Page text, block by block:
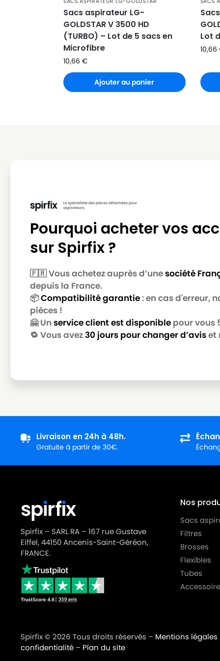
LG-GOLDSTAR
LG-GOLDSTAR REY (Série)
LG-GOLDSTAR
LG-GOLDSTAR SER 4570
LG-GOLDSTAR
LG-GOLDSTAR SUPER PJG
LG-GOLDSTAR
LG-GOLDSTAR
LG-GOLDSTAR T 2750
LG-GOLDSTAR
LG-GOLDSTAR TB 39
LG-GOLDSTAR
LG-GOLDSTAR
LG-GOLDSTAR TURBO 2900
LG-GOLDSTAR
LG-GOLDSTAR
LG-GOLDSTAR
LG-GOLDSTAR TURBO 33 GS
LG-GOLDSTAR
LG-GOLDSTAR TURBO TB 33
LG-GOLDSTAR
LG-GOLDSTAR TURBO V 3310
LG-GOLDSTAR
LG-GOLDSTAR TURBO X
LG-GOLDSTAR
LG-GOLDSTAR ULTRA PULSE
LG-GOLDSTAR
LG-GOLDSTAR V 2700
LG-GOLDSTAR
LG-GOLDSTAR V 2700 à V
LG-GOLDSTAR
LG-GOLDSTAR V 3100 à V
Sacs aspirateur LG-
GOLDSTAR V 3500 HD
(TURBO) – Lot de 5 sacs en
Microfibre
10,66 €
Ajouter au panier
Lot
10,66
Pourquoi acheter vos
sur Spirfix ?
🇫🇷 Vous achetez auprès d’unesociété
depuis la France.
📦Compatibilité garantie: en cas d'erreur,
pièces !
🤗 Un service client est disponible pour vous
🔁 Vous avez30 jours pour changer d’aviset
Livraison en 24h à 48h.
Gratuite à partir de 30€.
Spirfix – SARL RA – 167 rue Gustave
Eiffel, 44150 Ancenis-Saint-Géréon,
FRANCE.
Nos
Sacs
Filtres
Brosses
Flexibles
Tubes
Spirfix © 2026 Tous droits réservés – Mentions légales
confidentialité– Plan du site